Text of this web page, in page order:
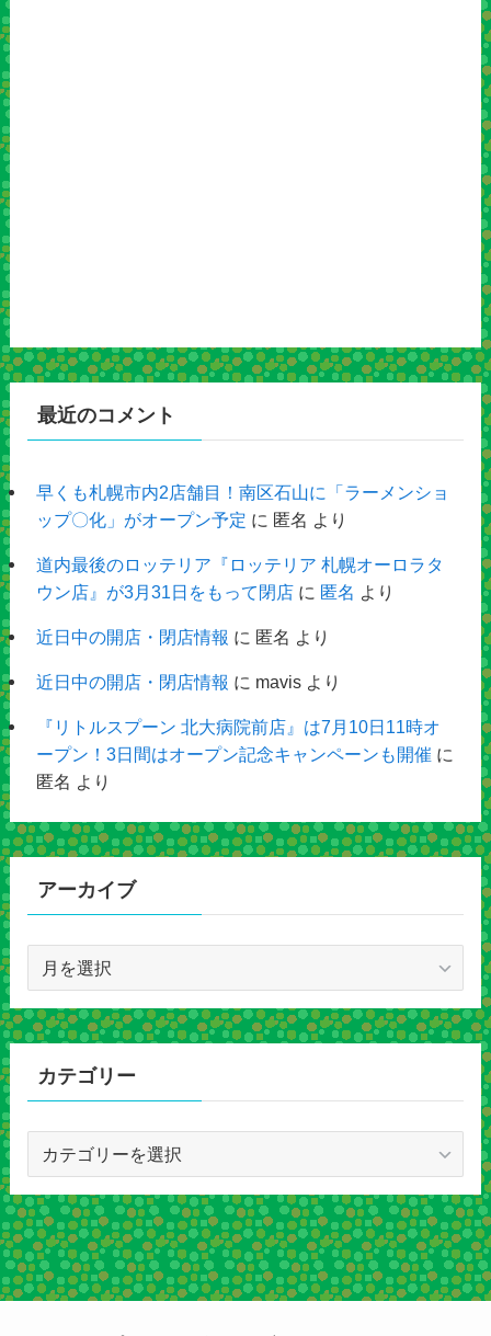
最近のコメント
早くも札幌市内2店舗目！南区石山に「ラーメンショ
ップ〇化」がオープン予定 に 匿名 より
道内最後のロッテリア『ロッテリア 札幌オーロラタ
ウン店』が3月31日をもって閉店に 匿名 より
近日中の開店・閉店情報 に 匿名 より
近日中の開店・閉店情報 に mavisより
『リトルスプーン 北大病院前店』は7月10日11時オ
ープン！3日間はオープン記念キャンペーンも開催 に
匿名 より
アーカイブ
カ
イ
カテゴリー
ゴ
リ
ー